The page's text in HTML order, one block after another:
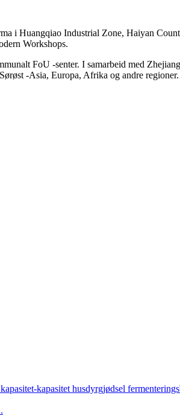
i Huangqiao Industrial Zone, Haiyan
Workshops.
FoU -senter. I samarbeid med
-Asia, Europa, Afrika og andre regioner.